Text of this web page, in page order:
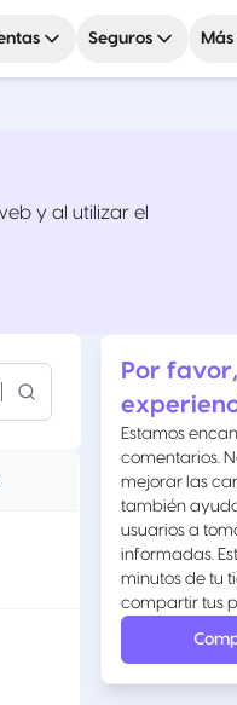
Seguros Más
y al utilizar el
Por
Estamos
comentarios.
mejorar las
también
usuarios a
informadas.
minutos de tu
compartir tus